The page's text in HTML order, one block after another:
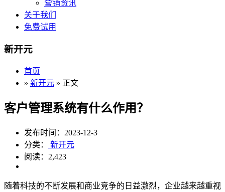
营销资讯
关于我们
免费试用
新开元
首页
» 新开元 » 正文
客户管理系统有什么作用？
发布时间：2023-12-3
分类：
新开元
阅读：2,423
随着科技的不断发展和商业竞争的日益激烈，企业越来越重视